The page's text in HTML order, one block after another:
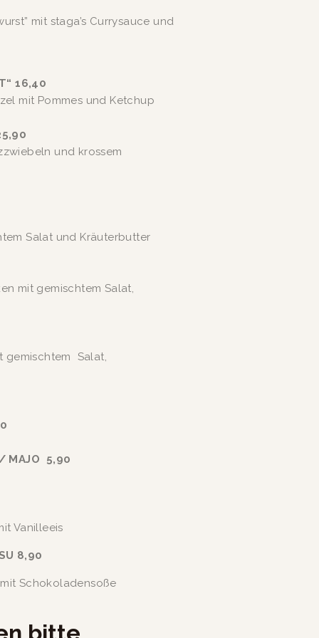
mit staga’s Currysauce und
16,40
mit Pommes und Ketchup
und krossem
Salat und Kräuterbutter
mit gemischtem Salat,
gemischtem  Salat,
MAJO  5,90
Vanilleeis
8,90
Schokoladensoße
bitte